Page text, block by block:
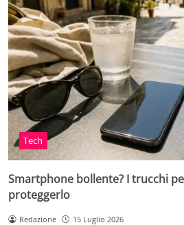
Tech
Smartphone bollente? I trucchi
proteggerlo
Redazione 15 Luglio 2026